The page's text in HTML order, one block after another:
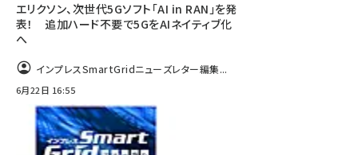
エリクソン、次世代5Gソフト「AI in RAN」を発
表！ 追加ハード不要で5GをAIネイティブ化
へ
インプレスSmartGridニューズレター編集...
6月22日 16:55